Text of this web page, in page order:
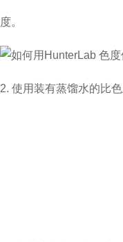
度。
2. 使用装有蒸馏水的比色